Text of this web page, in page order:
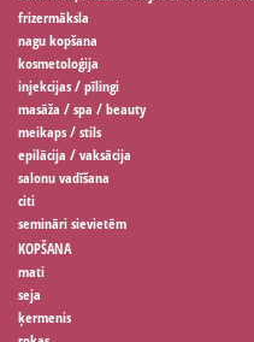
frizermāksla
nagu kopšana
kosmetoloģija
injekcijas / pīlingi
masāža / spa / beauty
meikaps / stils
epilācija / vaksācija
salonu vadīšana
citi
semināri sievietēm
KOPŠANA
mati
seja
ķermenis